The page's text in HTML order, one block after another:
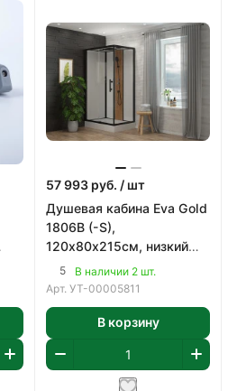
57 993 руб. / шт
Душевая кабина Eva Gold
1806B (-S),
120х80х215см, низкий
поддон, белые стенки,
прозр. стекла, бамбук
5
В наличии 2 шт.
Арт. УТ-00005811
В корзину